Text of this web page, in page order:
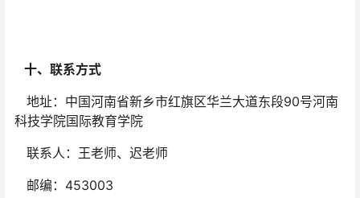
十、联系方式
地址：中国河南省新乡市红旗区华兰大道东段90号河南
科技学院国际教育学院
联系人：王老师、迟老师
邮编：453003